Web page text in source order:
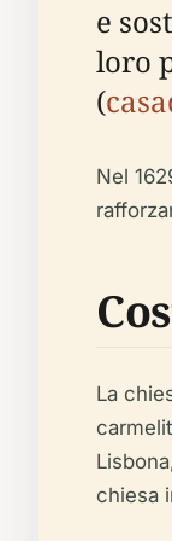
e
loro
(
Nel
La
chiesa